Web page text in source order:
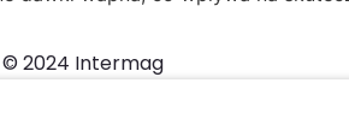
2024 Intermag